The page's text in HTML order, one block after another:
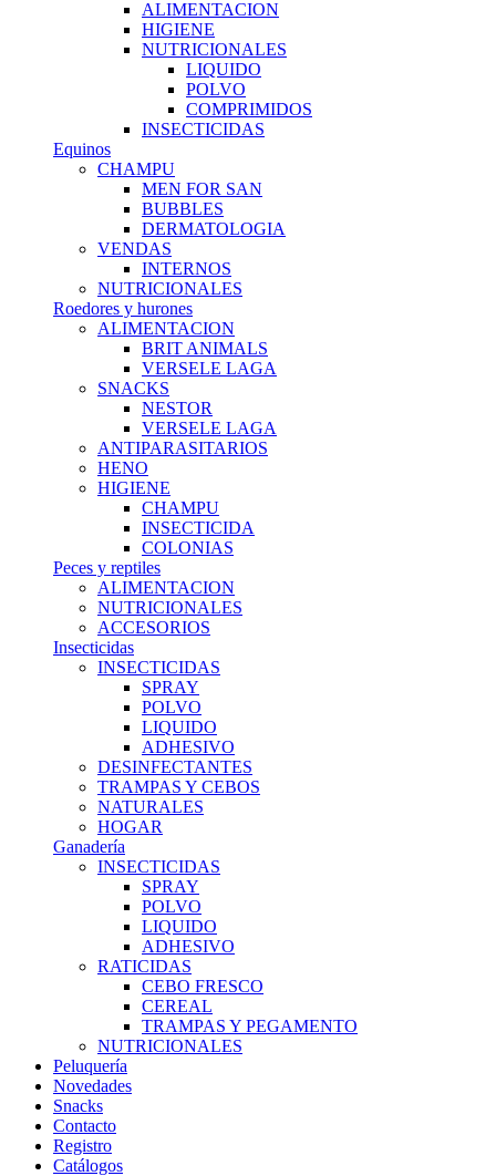
ALIMENTACION
HIGIENE
NUTRICIONALES
LIQUIDO
POLVO
COMPRIMIDOS
INSECTICIDAS
Equinos
CHAMPU
MEN FOR SAN
BUBBLES
DERMATOLOGIA
VENDAS
INTERNOS
NUTRICIONALES
Roedores y hurones
ALIMENTACION
BRIT ANIMALS
VERSELE LAGA
SNACKS
NESTOR
VERSELE LAGA
ANTIPARASITARIOS
HENO
HIGIENE
CHAMPU
INSECTICIDA
COLONIAS
Peces y reptiles
ALIMENTACION
NUTRICIONALES
ACCESORIOS
Insecticidas
INSECTICIDAS
SPRAY
POLVO
LIQUIDO
ADHESIVO
DESINFECTANTES
TRAMPAS Y CEBOS
NATURALES
HOGAR
Ganadería
INSECTICIDAS
SPRAY
POLVO
LIQUIDO
ADHESIVO
RATICIDAS
CEBO FRESCO
CEREAL
TRAMPAS Y PEGAMENTO
NUTRICIONALES
Peluquería
Novedades
Snacks
Contacto
Registro
Catálogos